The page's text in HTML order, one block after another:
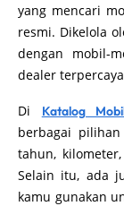
yang mencari
resmi. Dikelola
dengan mobil-
dealer
Di Katalog
berbagai
tahun,
Selain itu, ada
kamu gunakan